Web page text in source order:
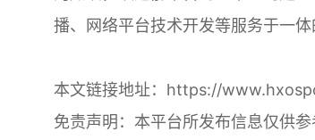
播、网络平台技术开发等服务于一体
本文链接地址： https://
免责声明：本平台所发布信息仅供